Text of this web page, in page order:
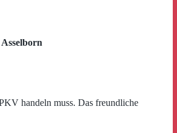
handeln muss. Das freundliche